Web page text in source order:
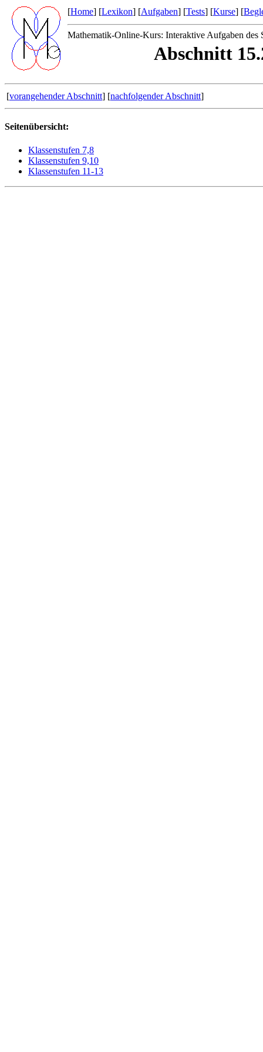
[Home] [Lexikon] [Aufgaben] [Tests] [Kurse] [
Mathematik-Online-Kurs: Interaktive Aufgaben des
Abschnitt
[vorangehender Abschnitt] [nachfolgender Abschnitt]
Seitenübersicht:
Klassenstufen 7,8
Klassenstufen 9,10
Klassenstufen 11-13